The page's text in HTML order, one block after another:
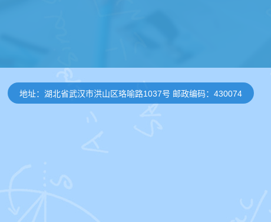
地址：湖北省武汉市洪山区珞喻路1037号 邮政编码：430074